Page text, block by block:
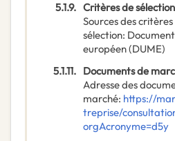
5.1.9. Critères de sélection
Sources des
sélection:
européen (DUME)
5.1.11. Documents de
Adresse des
marché: https://
treprise/
orgAcronyme=d5y